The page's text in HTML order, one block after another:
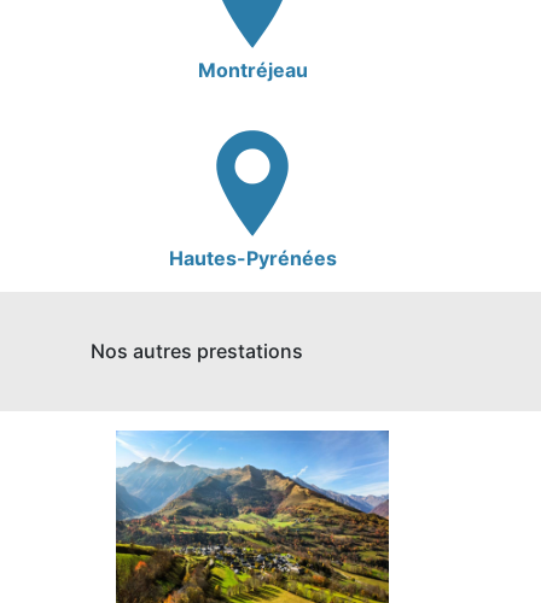
Montréjeau
Hautes-Pyrénées
Nos autres prestations